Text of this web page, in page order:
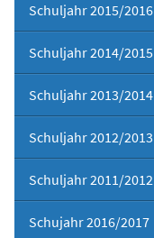
Schuljahr 2015/2016
Schuljahr 2014/2015
Schuljahr 2013/2014
Schuljahr 2012/2013
Schuljahr 2011/2012
Schujahr 2016/2017